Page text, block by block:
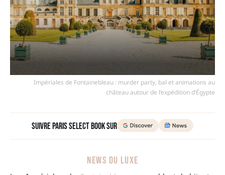
Impériales de Fontainebleau : murder party, bal et animations au
château autour de l’expédition d’Égypte
Suivre Paris Select Book sur
NEWS DU LUXE